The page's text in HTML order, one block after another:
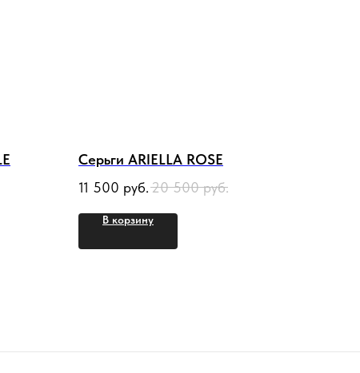
Серьги ARIELLA ROSE
11 500 руб.20 500 руб.
В корзину